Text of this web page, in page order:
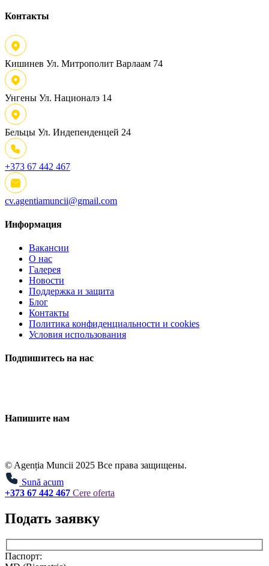
Контакты
Кишинев Ул. Митрополит Варлаам 74
Унгены Ул. Националэ 14
Бельцы Ул. Индепенденцей 24
+373 67 442 467
cv.agentiamuncii@gmail.com
Информация
Вакансии
О нас
Галерея
Новости
Поддержка и защита
Блог
Контакты
Политика конфиденциальности и cookies
Условия использования
Подпишитесь на нас
Напишите нам
© Agenția Muncii 2025 Все права защищены.
Sună acum
+373 67 442 467 Cere oferta
Подать заявку
Паспорт: